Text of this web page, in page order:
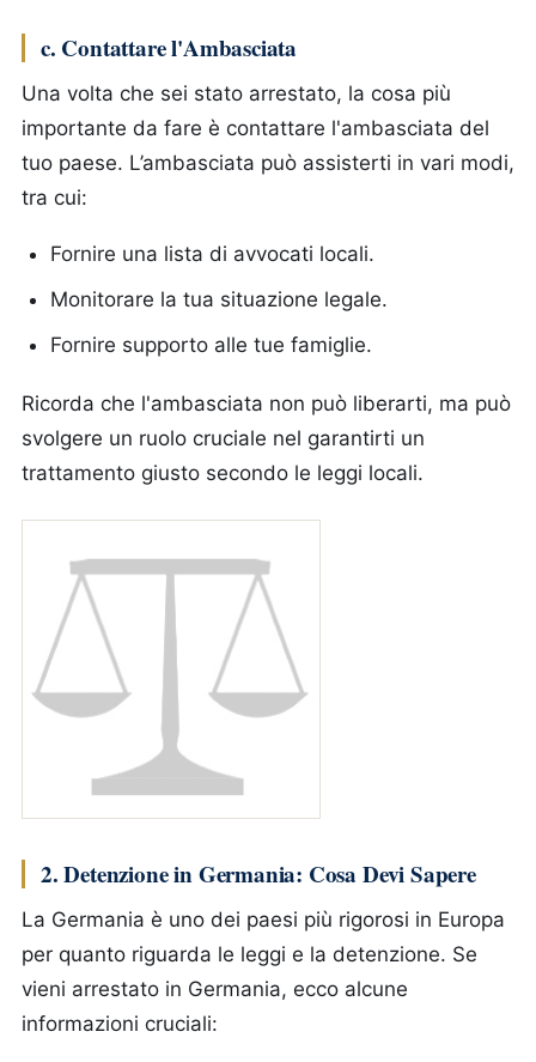
c. Contattare l'Ambasciata
Una volta che sei stato arrestato, la cosa più
importante da fare è contattare l'ambasciata del
tuo paese. L’ambasciata può assisterti in vari modi,
tra cui:
Fornire una lista di avvocati locali.
Monitorare la tua situazione legale.
Fornire supporto alle tue famiglie.
Ricorda che l'ambasciata non può liberarti, ma può
svolgere un ruolo cruciale nel garantirti un
trattamento giusto secondo le leggi locali.
2. Detenzione in Germania: Cosa Devi Sapere
La Germania è uno dei paesi più rigorosi in Europa
per quanto riguarda le leggi e la detenzione. Se
vieni arrestato in Germania, ecco alcune
informazioni cruciali: